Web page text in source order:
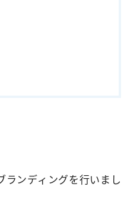
ランディングを行いまし